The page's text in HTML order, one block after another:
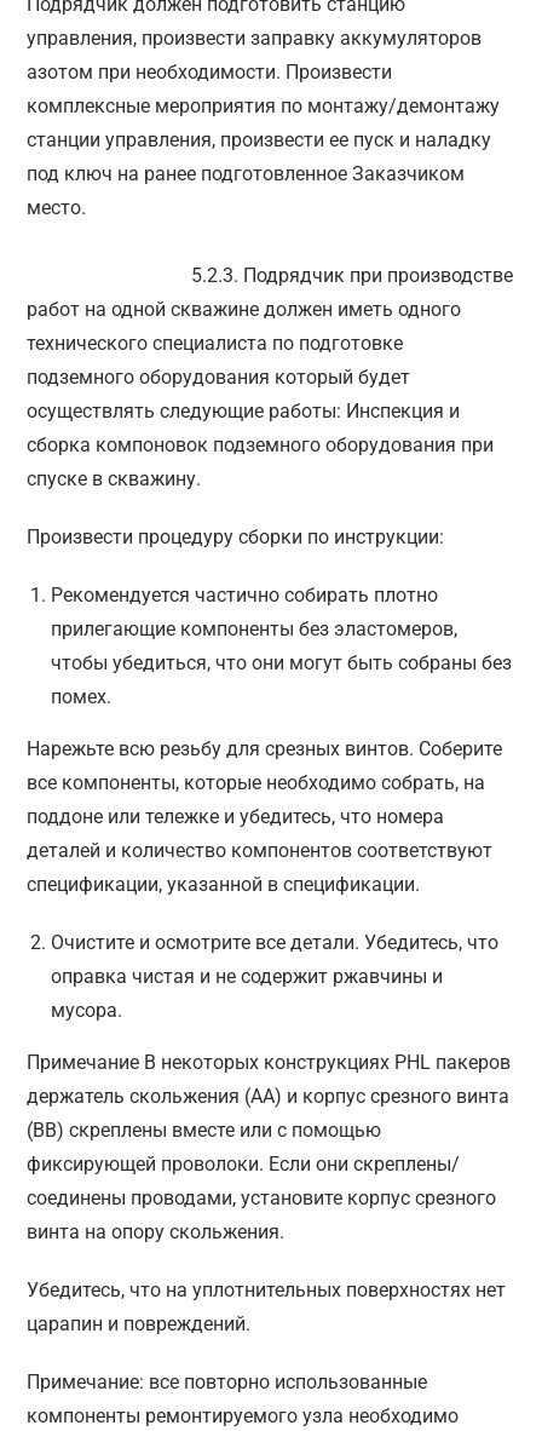
управления, произвести заправку аккумуляторов
азотом при необходимости. Произвести
комплексные мероприятия по монтажу/демонтажу
станции управления, произвести ее пуск и наладку
под ключ на ранее подготовленное Заказчиком
место.
5.2.3. Подрядчик при производстве
работ на одной скважине должен иметь одного
технического специалиста по подготовке
подземного оборудования который будет
осуществлять следующие работы: Инспекция и
сборка компоновок подземного оборудования при
спуске в скважину.
Произвести процедуру сборки по инструкции:
Рекомендуется частично собирать плотно
прилегающие компоненты без эластомеров,
чтобы убедиться, что они могут быть собраны без
помех.
Нарежьте всю резьбу для срезных винтов. Соберите
все компоненты, которые необходимо собрать, на
поддоне или тележке и убедитесь, что номера
деталей и количество компонентов соответствуют
спецификации, указанной в спецификации.
Очистите и осмотрите все детали. Убедитесь, что
оправка чистая и не содержит ржавчины и
мусора.
Примечание В некоторых конструкциях PHL пакеров
держатель скольжения (AA) и корпус срезного винта
(BB) скреплены вместе или с помощью
фиксирующей проволоки. Если они скреплены/
соединены проводами, установите корпус срезного
винта на опору скольжения.
Убедитесь, что на уплотнительных поверхностях нет
царапин и повреждений.
Примечание: все повторно использованные
компоненты ремонтируемого узла необходимо